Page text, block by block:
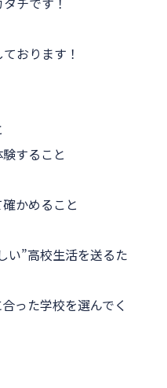
おります！
すること
かめること
い”高校生活を送るた
った学校を選んでく